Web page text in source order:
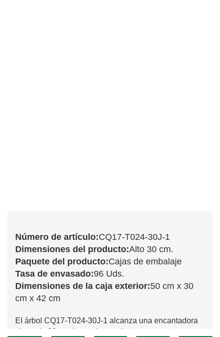
Número de artículo:CQ17-T024-30J-1
Dimensiones del producto:Alto 30 cm.
Paquete del producto:Cajas de embalaje
Tasa de envasado:96 Uds.
Dimensiones de la caja exterior:50 cm x 30
cm x 42 cm
El árbol CQ17-T024-30J-1 alcanza una encantadora
altura de 30 cm, lo que lo convierte en una